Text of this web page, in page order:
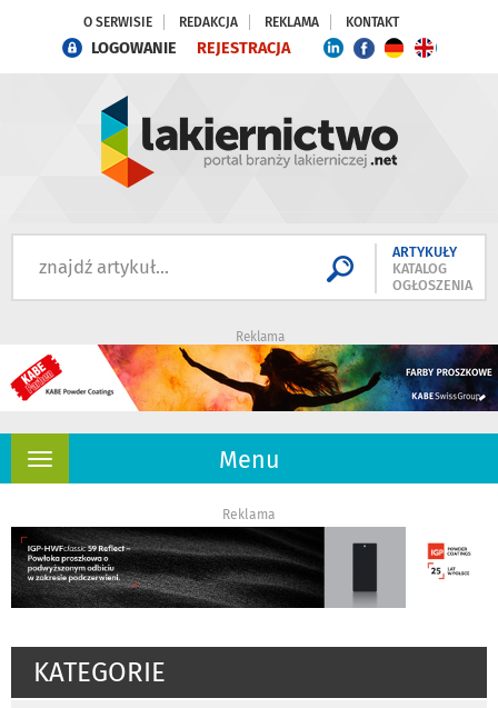
O SERWISIE REDAKCJA REKLAMA KONTAKT
LOGOWANIE REJESTRACJA
ARTYKUŁY
KATALOG
OGŁOSZENIA
Reklama
Menu
Rozwiń
Reklama
KATEGORIE